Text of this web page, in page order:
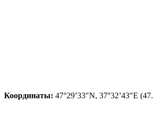
Координаты: 47°29’33″N, 37°32’43″E